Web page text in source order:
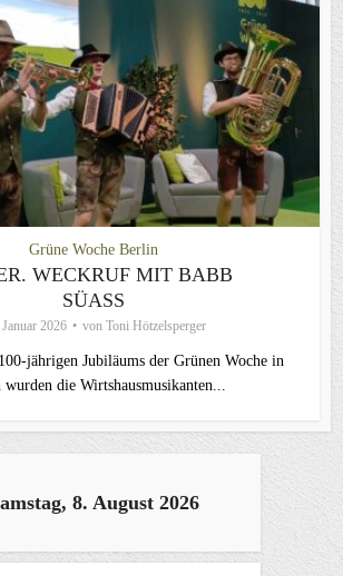
Grüne Woche Berlin
WECKRUF MIT BABB
SÜASS
2026 von Toni Hötzelsperger
jährigen Jubiläums der Grünen Woche in
die Wirtshausmusikanten...
8. August 2026